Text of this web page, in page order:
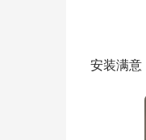
安装满意